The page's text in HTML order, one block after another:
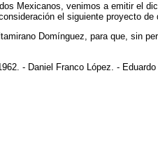
Mexicanos, venimos a emitir el
el siguiente proyecto de
Domínguez, para que, sin
- Daniel Franco López. -